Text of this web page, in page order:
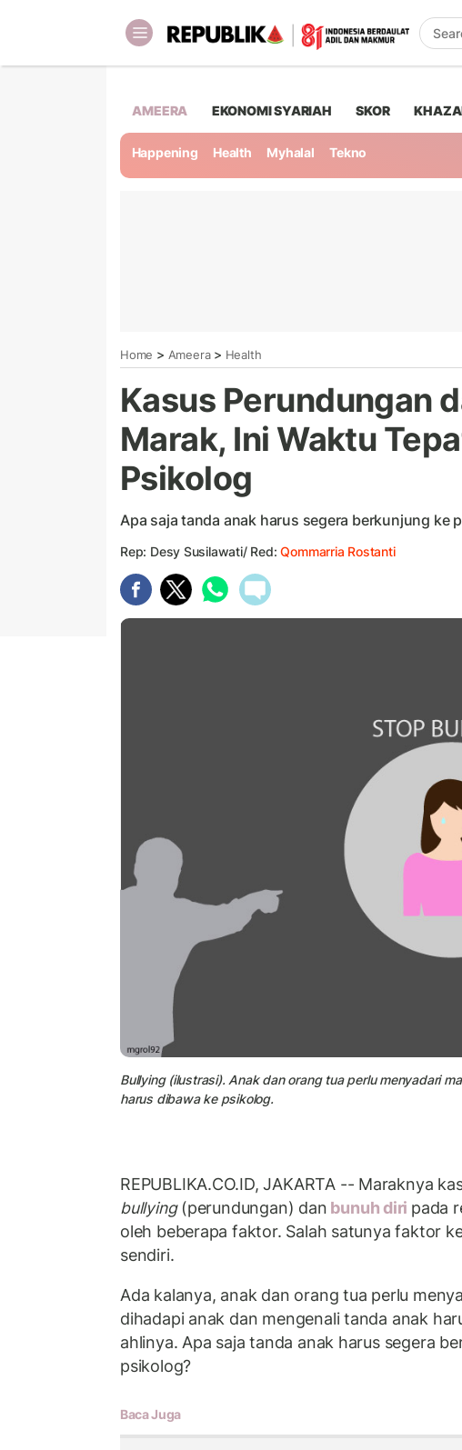
AMEERA EKONOMI SYARIAH SKOR
Happening Health Myhalal Tekno
Home > Ameera> Health
Kasus Perundungan
Marak, Ini Waktu
Psikolog
Apa saja tanda anak harus segera berkunjung ke
Rep: Desy Susilawati/ Red:Qommarria Rostanti
Bullying (ilustrasi). Anak dan orang tua perlu menyadari
harus dibawa ke psikolog.
REPUBLIKA.CO.ID, JAKARTA -- Maraknya
bullying(perundungan) dan bunuh diri pada
oleh beberapa faktor. Salah satunya faktor
sendiri.
Ada kalanya, anak dan orang tua perlu
dihadapi anak dan mengenali tanda anak
ahlinya. Apa saja tanda anak harus segera
psikolog?
Baca Juga